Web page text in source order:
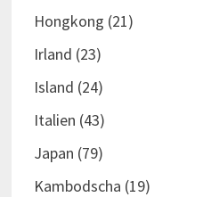
Hongkong (21)
Irland (23)
Island (24)
Italien (43)
Japan (79)
Kambodscha (19)